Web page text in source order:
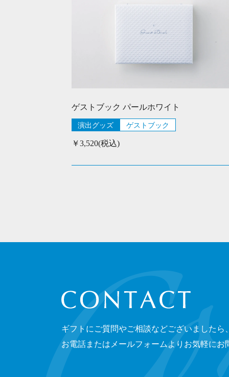
ゲストブック パールホワイト
演出グッズ ゲストブック
￥3,520(税込)
CONTACT
ギフトにご質問やご相談などございましたら
お電話またはメールフォームよりお気軽にお